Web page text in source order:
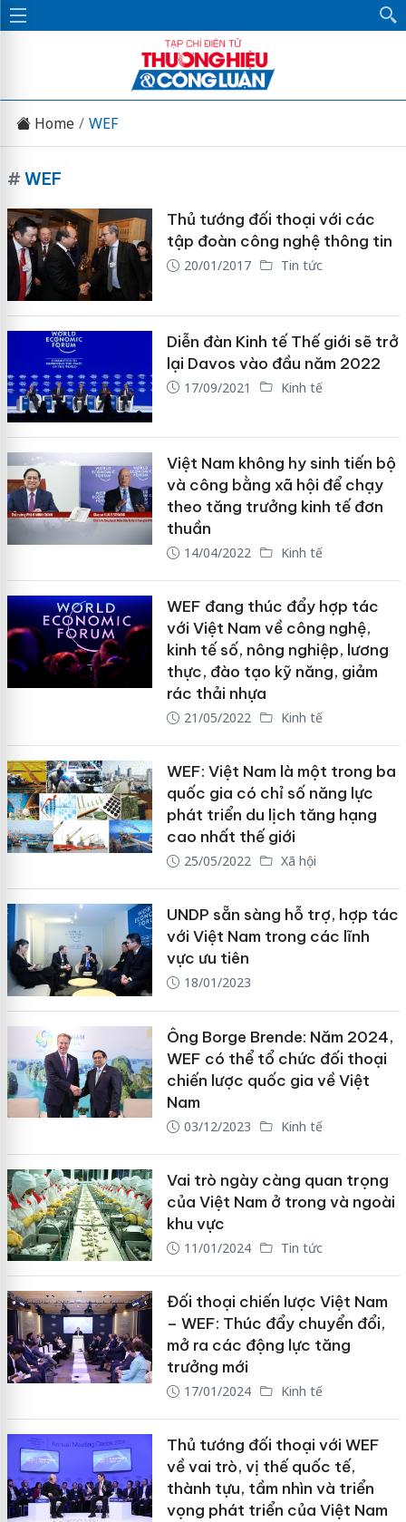
Home WEF
# WEF
Thủ tướng đối thoại với các
tập đoàn công nghệ thông tin
20/01/2017 Tin tức
Diễn đàn Kinh tế Thế giới sẽ trở
lại Davos vào đầu năm 2022
17/09/2021 Kinh tế
Việt Nam không hy sinh tiến bộ
và công bằng xã hội để chạy
theo tăng trưởng kinh tế đơn
thuần
14/04/2022 Kinh tế
WEF đang thúc đẩy hợp tác
với Việt Nam về công nghệ,
kinh tế số, nông nghiệp, lương
thực, đào tạo kỹ năng, giảm
rác thải nhựa
21/05/2022 Kinh tế
WEF: Việt Nam là một trong ba
quốc gia có chỉ số năng lực
phát triển du lịch tăng hạng
cao nhất thế giới
25/05/2022 Xã hội
UNDP sẵn sàng hỗ trợ, hợp tác
với Việt Nam trong các lĩnh
vực ưu tiên
18/01/2023
Ông Borge Brende: Năm 2024,
WEF có thể tổ chức đối thoại
chiến lược quốc gia về Việt
Nam
03/12/2023 Kinh tế
Vai trò ngày càng quan trọng
của Việt Nam ở trong và ngoài
khu vực
11/01/2024 Tin tức
Đối thoại chiến lược Việt Nam
– WEF: Thúc đẩy chuyển đổi,
mở ra các động lực tăng
trưởng mới
17/01/2024 Kinh tế
Thủ tướng đối thoại với WEF
về vai trò, vị thế quốc tế,
thành tựu, tầm nhìn và triển
vọng phát triển của Việt Nam